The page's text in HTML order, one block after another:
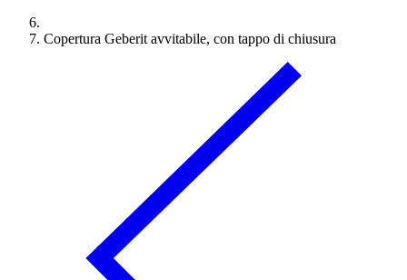
Copertura Geberit avvitabile, con tappo di chiusura